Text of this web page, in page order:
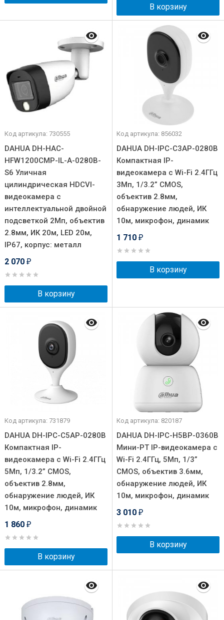
В корзину
Код артикула: 730555
DAHUA DH-HAC-
HFW1200CMP-IL-A-0280B-
S6 Уличная
цилиндрическая HDCVI-
видеокамера с
интеллектуальной двойной
подсветкой 2Мп, объектив
2.8мм, ИК 20м, LED 20м,
IP67, корпус: металл
2 070 ₽
В корзину
Код артикула: 856032
DAHUA DH-IPC-C3AP-0280B
Компактная IP-
видеокамера с Wi-Fi 2.4ГГц
3Мп, 1/3.2” CMOS,
объектив 2.8мм,
обнаружение людей, ИК
10м, микрофон, динамик
1 710 ₽
В корзину
Код артикула: 731879
DAHUA DH-IPC-C5AP-0280B
Компактная IP-
видеокамера с Wi-Fi 2.4ГГц
5Мп, 1/3.2” CMOS,
объектив 2.8мм,
обнаружение людей, ИК
10м, микрофон, динамик
1 860 ₽
В корзину
Код артикула: 820187
DAHUA DH-IPC-H5BP-0360B
Мини-PT IP-видеокамера с
Wi-Fi 2.4ГГц, 5Мп, 1/3”
CMOS, объектив 3.6мм,
обнаружение людей, ИК
10м, микрофон, динамик
3 010 ₽
В корзину